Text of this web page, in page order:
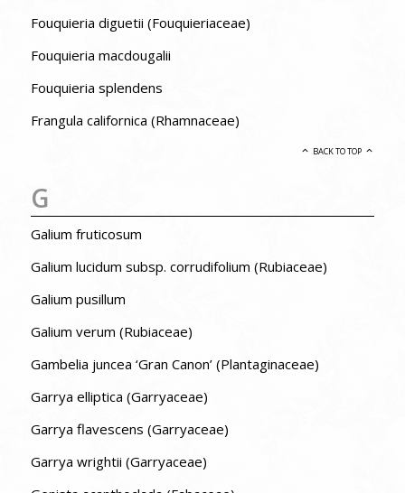
Fouquieria diguetii (Fouquieriaceae)
Fouquieria macdougalii
Fouquieria splendens
Frangula californica (Rhamnaceae)
BACK TO TOP
G
Galium fruticosum
Galium lucidum subsp. corrudifolium (Rubiaceae)
Galium pusillum
Galium verum (Rubiaceae)
Gambelia juncea ‘Gran Canon’ (Plantaginaceae)
Garrya elliptica (Garryaceae)
Garrya flavescens (Garryaceae)
Garrya wrightii (Garryaceae)